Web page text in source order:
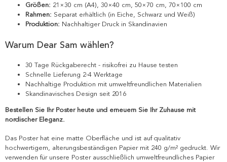
Größen: 21×30 cm (A4), 30×40 cm, 50×70 cm, 70×100 cm
Rahmen: Separat erhältlich (in Eiche, Schwarz und Weiß)
Produktion: Nachhaltiger Druck in Skandinavien
Warum Dear Sam wählen?
30 Tage Rückgaberecht - risikofrei zu Hause testen
Schnelle Lieferung 2-4 Werktage
Nachhaltige Produktion mit umweltfreundlichen Materialien
Skandinavisches Design seit 2016
Bestellen Sie Ihr Poster heute und erneuern Sie Ihr Zuhause mit
nordischer Eleganz.
Das Poster hat eine matte Oberfläche und ist auf qualitativ
hochwertigem, alterungsbeständigen Papier mit 240 g/m² gedruckt. Wir
verwenden für unsere Poster ausschließlich umweltfreundliches Papier